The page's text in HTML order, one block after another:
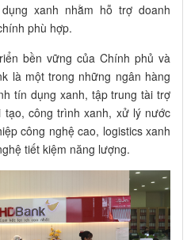
xanh nhằm hỗ trợ doanh
phù hợp.
bền vững của Chính phủ và
là một trong những ngân hàng
tín dụng xanh, tập trung tài trợ
công trình xanh, xử lý nước
công nghệ cao, logistics xanh
tiết kiệm năng lượng.